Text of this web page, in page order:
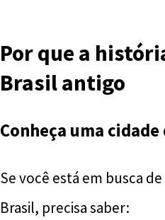
Por que a
Brasil antigo
Conheça uma
Se você está em busca
Brasil, precisa saber: